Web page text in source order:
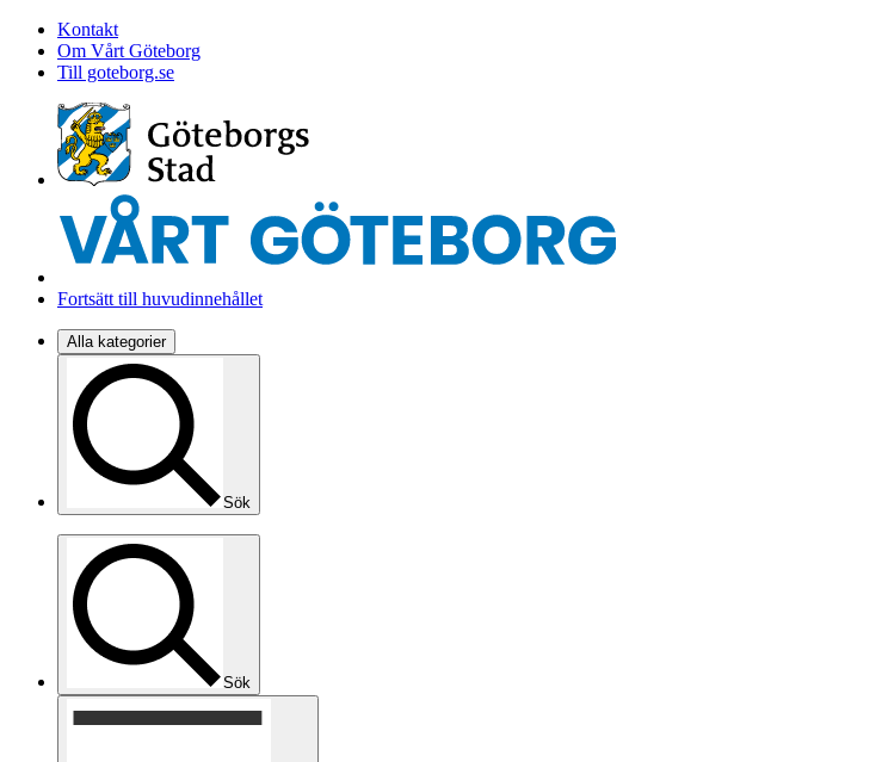
Kontakt
Om Vårt Göteborg
Till goteborg.se
Fortsätt till huvudinnehållet
Alla kategorier
Sök
Sök